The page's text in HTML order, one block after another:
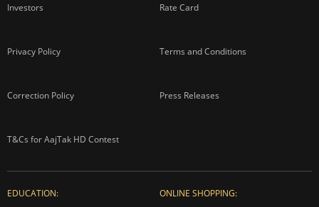
Investors Rate Card
Privacy Policy Terms and Conditions
Correction Policy Press Releases
T&Cs for AajTak HD Contest
EDUCATION: ONLINE SHOPPING: